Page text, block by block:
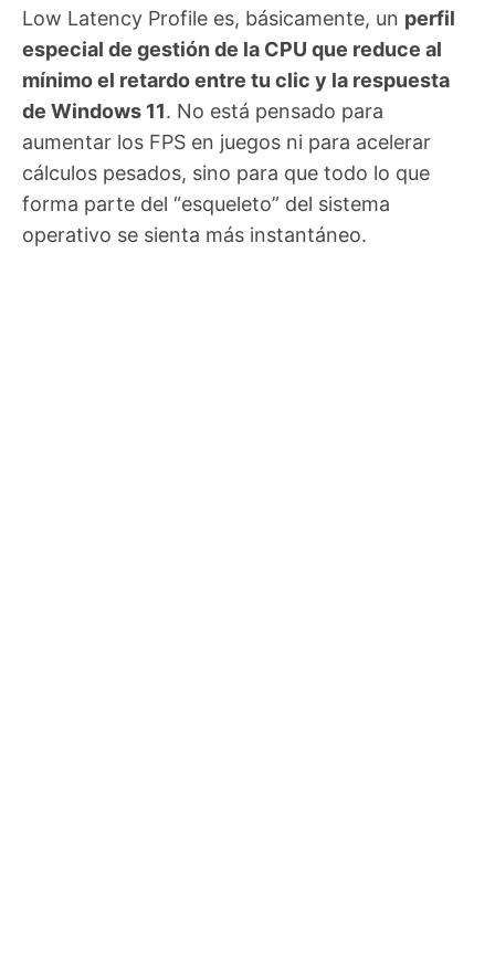
Low Latency Profile es, básicamente, un perfil
especial de gestión de la CPU que reduce al
mínimo el retardo entre tu clic y la respuesta
de Windows 11. No está pensado para
aumentar los FPS en juegos ni para acelerar
cálculos pesados, sino para que todo lo que
forma parte del “esqueleto” del sistema
operativo se sienta más instantáneo.